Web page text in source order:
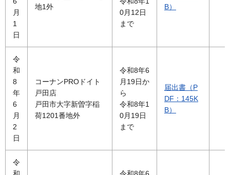
月
1
日
地1外
0月12日
まで
B）
令
和
8
年
6
月
2
日
コーナンPROドイト
戸田店
戸田市大字新曽字稲
荷1201番地外
令和8年6
月19日か
ら
令和8年1
0月19日
まで
届出書（P
DF：145K
B）
令